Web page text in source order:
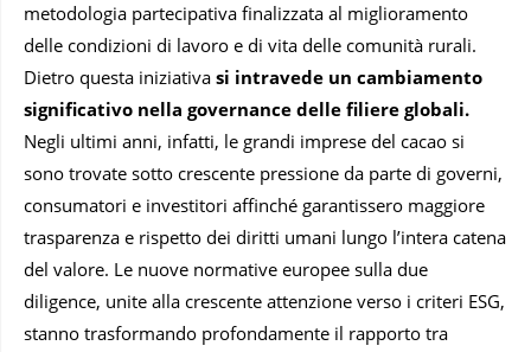
metodologia partecipativa finalizzata al miglioramento
delle condizioni di lavoro e di vita delle comunità rurali.
Dietro questa iniziativa si intravede un cambiamento
significativo nella governance delle filiere globali.
Negli ultimi anni, infatti, le grandi imprese del cacao si
sono trovate sotto crescente pressione da parte di governi,
consumatori e investitori affinché garantissero maggiore
trasparenza e rispetto dei diritti umani lungo l’intera catena
del valore. Le nuove normative europee sulla due
diligence, unite alla crescente attenzione verso i criteri ESG,
stanno trasformando profondamente il rapporto tra